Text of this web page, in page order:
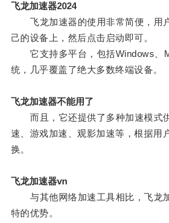
飞龙加速器2024
飞龙加速器的使用非常简便，用
己的设备上，然后点击启动即可。
它支持多平台，包括Windows、
统，几乎覆盖了绝大多数终端设备。
飞龙加速器不能用了
而且，它还提供了多种加速模式
速、游戏加速、观影加速等，根据用
换。
飞龙加速器vn
与其他网络加速工具相比，飞龙
特的优势。